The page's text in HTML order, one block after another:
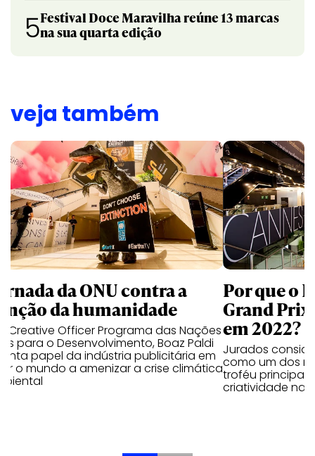
5Festival Doce Maravilha reúne 13 marcas
na sua quarta edição
veja também
da ONU contra a
da humanidade
Creative Officer Programa das Nações
para o Desenvolvimento, Boaz Paldi
papel da indústria publicitária em
o mundo a amenizar a crise climática
Por que o
Grand Prix
em 2022?
Jurados
como um dos
troféu principal,
criatividade